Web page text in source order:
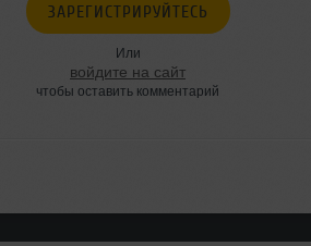
ЗАРЕГИСТРИРУЙТЕСЬ
Или
войдите на сайт
чтобы оставить комментарий